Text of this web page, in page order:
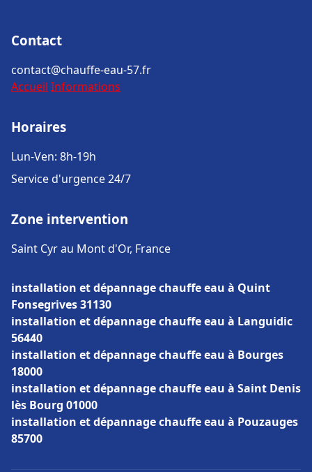
Contact
contact@chauffe-eau-57.fr
Accueil Informations
Horaires
Lun-Ven: 8h-19h
Service d'urgence 24/7
Zone intervention
Saint Cyr au Mont d'Or, France
installation et dépannage chauffe eau à Quint
Fonsegrives 31130
installation et dépannage chauffe eau à Languidic
56440
installation et dépannage chauffe eau à Bourges
18000
installation et dépannage chauffe eau à Saint Denis
lès Bourg 01000
installation et dépannage chauffe eau à Pouzauges
85700